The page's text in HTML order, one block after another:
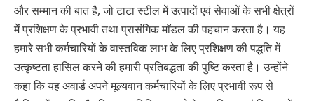
और सम्मान की बात है, जो टाटा स्टील में उत्पादों एवं सेवाओं के सभी क्षेत्रों
में प्रशिक्षण के प्रभावी तथा प्रासंगिक माॅडल की पहचान करता है। यह
हमारे सभी कर्मचारियों के वास्तविक लाभ के लिए प्रशिक्षण की पद्धति में
उत्कृष्टता हासिल करने की हमारी प्रतिबद्धता की पुष्टि करता है। उन्होंने
कहा कि यह अवार्ड अपने मूल्यवान कर्मचारियों के लिए प्रभावी रूप से